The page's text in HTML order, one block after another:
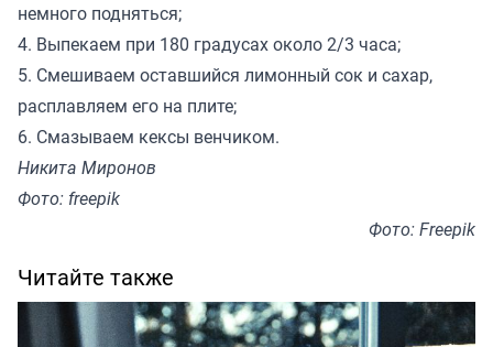
немного подняться;
4. Выпекаем при 180 градусах около 2/3 часа;
5. Смешиваем оставшийся лимонный сок и сахар,
расплавляем его на плите;
6. Смазываем кексы венчиком.
Никита Миронов
Фото: freepik
Фото: Freepik
Читайте также